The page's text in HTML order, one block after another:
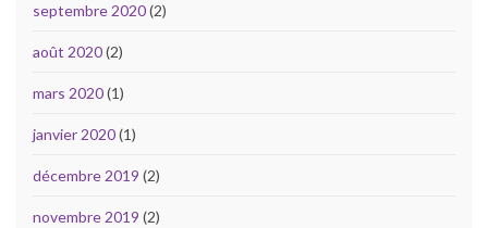
septembre 2020(2)
août 2020(2)
mars 2020(1)
janvier 2020(1)
décembre 2019 (2)
novembre 2019 (2)